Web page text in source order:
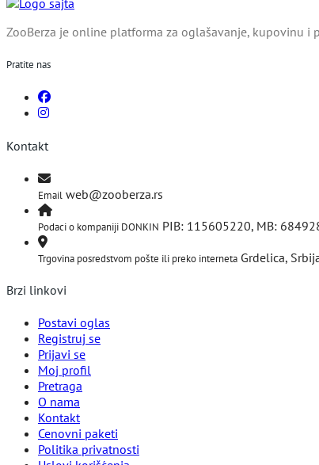
ZooBerza je online platforma za oglašavanje, kupovinu
Pratite nas
Kontakt
Email web@zooberza.rs
Podaci o kompaniji DONKIN PIB: 115605220, MB:
Trgovina posredstvom pošte ili preko interneta Grdelica,
Brzi linkovi
Postavi oglas
Registruj se
Prijavi se
Moj profil
Pretraga
O nama
Kontakt
Cenovni paketi
Politika privatnosti